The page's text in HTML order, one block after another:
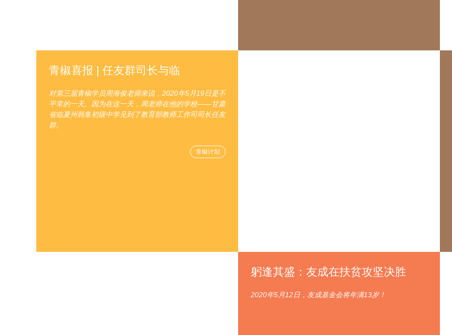
青椒喜报 | 任友群司长与临
对第三届青椒学员周海俊老师来说，2020年5月19日是不
平常的一天。因为在这一天，周老师在他的学校——甘肃
省临夏州韩集初级中学见到了教育部教师工作司司长任友
群。
青椒计划
躬逢其盛：友成在扶贫攻坚决胜
2020年5月12日，友成基金会将年满13岁！